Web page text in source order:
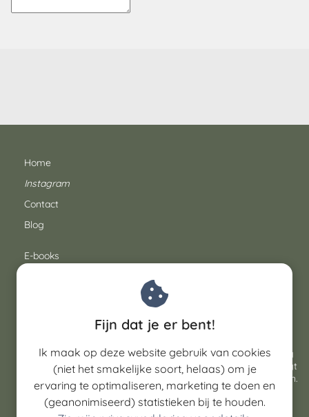
Home
Instagram
Contact
Blog
E-books
© Outdoor Inspiratie 2026
betekent dat ik een klein percentage van de opbrengst krijg
als jij via die link iets bestelt. Dat kost jou niets extra en zorgt
dat ik 100+ gratis blogartikelen per jaar kan blijven publiceren.
Fijn dat je er bent!
Ik maak op deze website gebruik van cookies
(niet het smakelijke soort, helaas) om je
ervaring te optimaliseren, marketing te doen en
(geanonimiseerd) statistieken bij te houden.